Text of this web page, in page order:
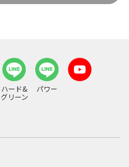
ハード&
グリーン
パワー